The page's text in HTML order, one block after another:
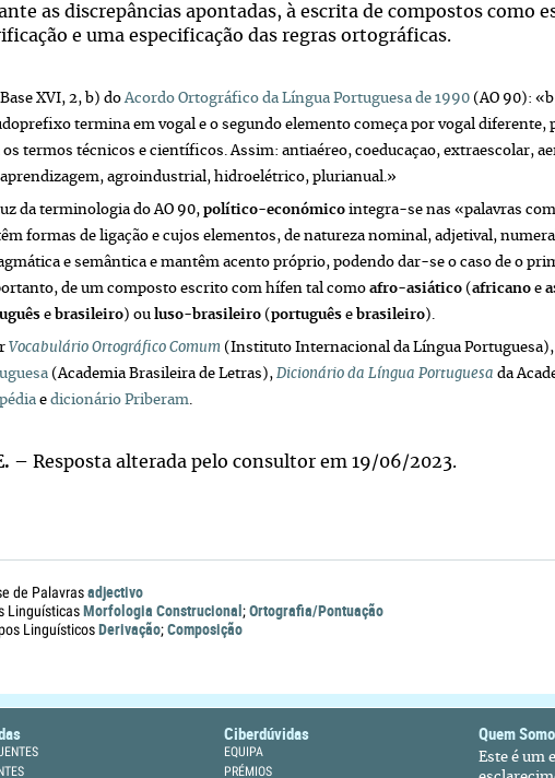
as discrepâncias apontadas, à escrita de compostos como
e uma especificação das regras ortográficas.
Base XVI, 2, b) doAcordo Ortográfico da Língua Portuguesa de 1990 (AO 90):
termina em vogal e o segundo elemento começa por vogal diferente,
os termos técnicos e científicos. Assim: antiaéreo, coeducaçao, extraescolar,
agroindustrial, hidroelétrico, plurianual.»
da terminologia do AO 90, político-económico integra-se nas «palavras
formas de ligação e cujos elementos, de natureza nominal, adjetival,
e semântica e mantêm acento próprio, podendo dar-se o caso de o
de um composto escrito com hífen tal como afro-asiático (africano e
e brasileiro) ou luso-brasileiro (português e brasileiro).
Vocabulário Ortográfico Comum (Instituto Internacional da Língua Portuguesa),
(Academia Brasileira de Letras), Dicionário da Língua Portuguesa da
e dicionário Priberam.
– Resposta alterada pelo consultor em 19/06/2023.
de Palavrasadjectivo
LinguísticasMorfologia Construcional;Ortografia/Pontuação
LinguísticosDerivação;Composição
Ciberdúvidas
EQUIPA
PRÉMIOS
Quem
Este é um